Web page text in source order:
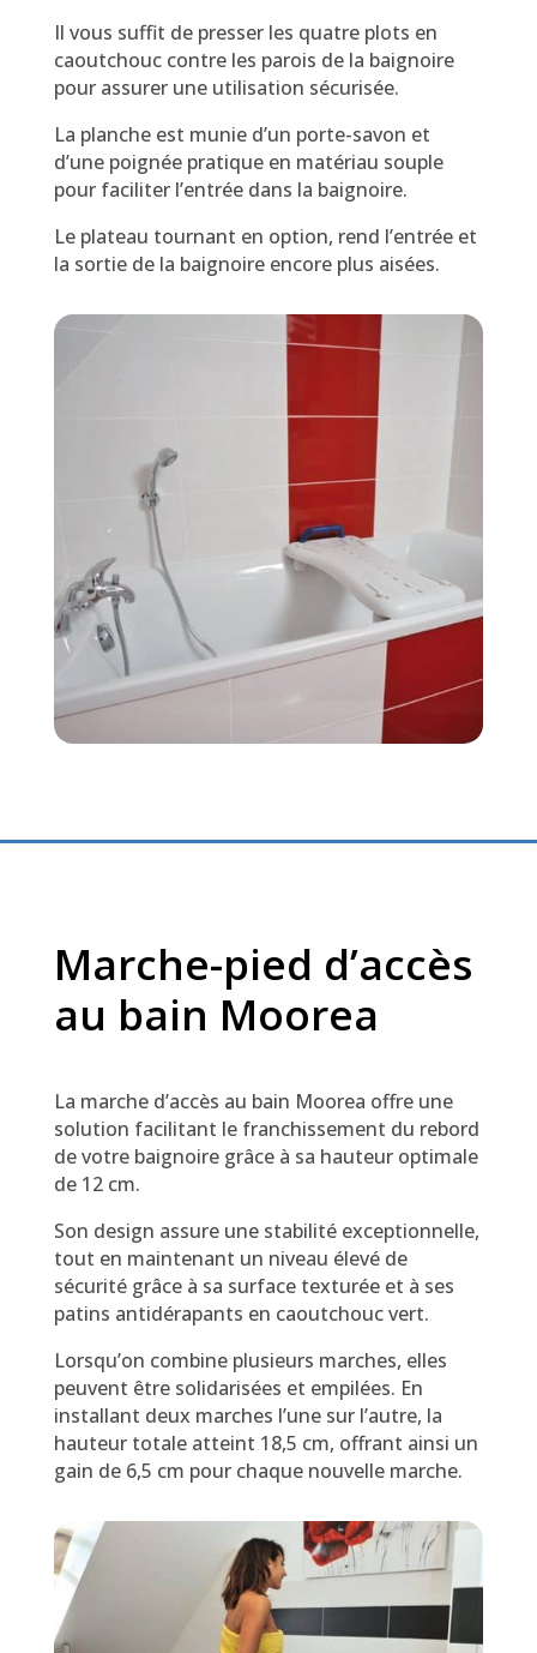
Il vous suffit de presser les quatre plots en
caoutchouc contre les parois de la baignoire
pour assurer une utilisation sécurisée.
La planche est munie d’un porte-savon et
d’une poignée pratique en matériau souple
pour faciliter l’entrée dans la baignoire.
Le plateau tournant en option, rend l’entrée et
la sortie de la baignoire encore plus aisées.
Marche-pied d’accès
au bain Moorea
La marche d’accès au bain Moorea offre une
solution facilitant le franchissement du rebord
de votre baignoire grâce à sa hauteur optimale
de 12 cm.
Son design assure une stabilité exceptionnelle,
tout en maintenant un niveau élevé de
sécurité grâce à sa surface texturée et à ses
patins antidérapants en caoutchouc vert.
Lorsqu’on combine plusieurs marches, elles
peuvent être solidarisées et empilées. En
installant deux marches l’une sur l’autre, la
hauteur totale atteint 18,5 cm, offrant ainsi un
gain de 6,5 cm pour chaque nouvelle marche.